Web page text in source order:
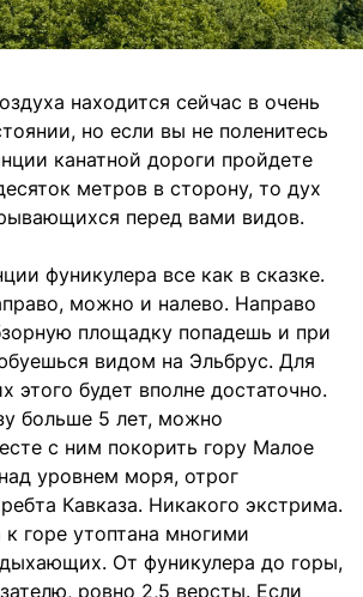
находится сейчас в очень
но если вы не поленитесь
канатной дороги пройдете
метров в сторону, то дух
перед вами видов.
фуникулера все как в сказке.
можно и налево. Направо
площадку попадешь и при
видом на Эльбрус. Для
этого будет вполне достаточно.
больше 5 лет, можно
с ним покорить гору Малое
уровнем моря, отрог
Кавказа. Никакого экстрима.
горе утоптана многими
От фуникулера до горы,
ровно 2,5 версты. Если